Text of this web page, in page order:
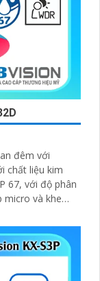
đêm với
chất liệu kim
67, với độ phân
micro và khe